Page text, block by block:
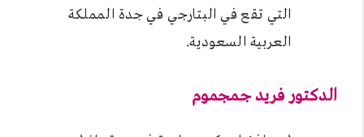
التي تقع في البتارجي في جدة المملكة
العربية السعودية.
الدكتور فريد جمجموم